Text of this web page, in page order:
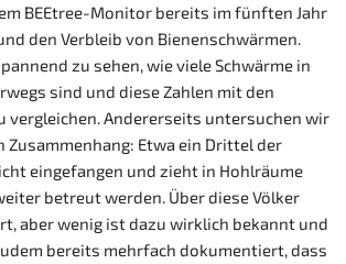
BEEtree-Monitor bereits im fünften Jahr
den Verbleib von Bienenschwärmen.
zu sehen, wie viele Schwärme in
sind und diese Zahlen mit den
vergleichen. Andererseits untersuchen wir
Zusammenhang: Etwa ein Drittel der
eingefangen und zieht in Hohlräume
betreut werden. Über diese Völker
aber wenig ist dazu wirklich bekannt und
bereits mehrfach dokumentiert, dass